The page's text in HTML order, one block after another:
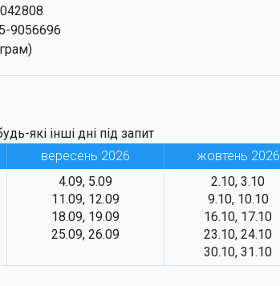
9056696
які інші дні під запит
вересень 2026 жовтень 2026
4.09, 5.09
11.09, 12.09
18.09, 19.09
25.09, 26.09
2.10, 3.10
9.10, 10.10
16.10, 17.10
23.10, 24.10
30.10, 31.10